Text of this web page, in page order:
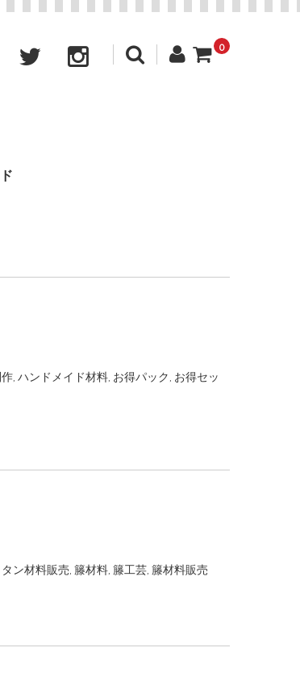
0
, ハンドメイド材料, お得パック, お得セッ
タン材料販売, 籐材料, 籐工芸, 籐材料販売